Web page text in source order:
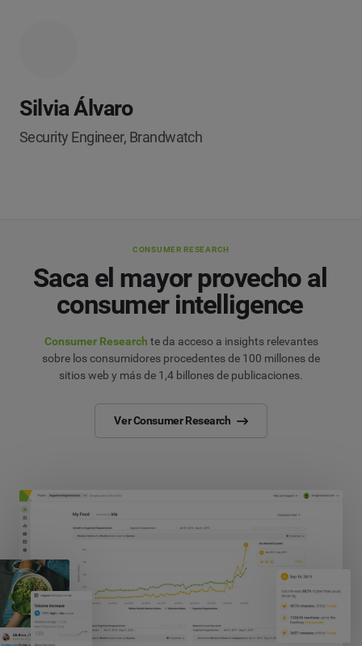
Silvia Álvaro
Security Engineer, Brandwatch
CONSUMER RESEARCH
Saca el mayor provecho al
consumer intelligence
Consumer Research te da acceso a insights relevantes
sobre los consumidores procedentes de 100 millones de
sitios web y más de 1,4 billones de publicaciones.
Ver Consumer Research